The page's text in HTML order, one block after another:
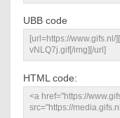
UBB code
HTML code: